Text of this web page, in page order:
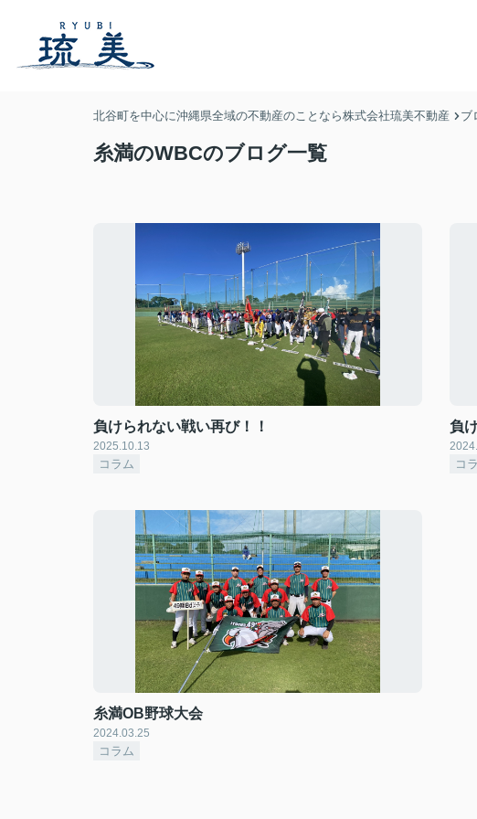
北谷町を中心に沖縄県全域の不動産のことなら株式会社琉美不動産 ブ
糸満のWBCのブログ一覧
負けられない戦い再び！！
2025.10.13
コラム
負
コ
糸満OB野球大会
2024.03.25
コラム